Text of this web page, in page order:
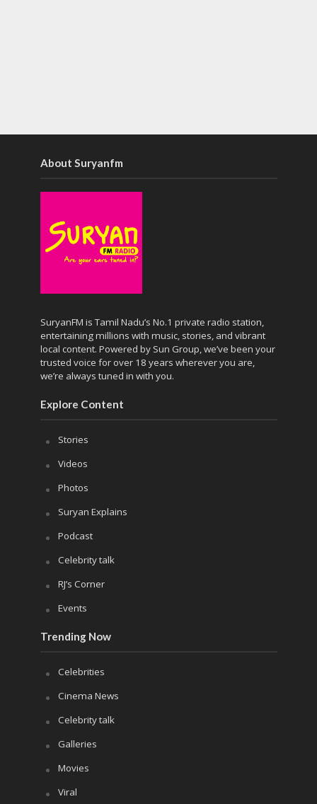
About Suryanfm
SuryanFM is Tamil Nadu’s No.1 private radio station,
entertaining millions with music, stories, and vibrant
local content. Powered by Sun Group, we’ve been your
trusted voice for over 18 years wherever you are,
we’re always tuned in with you.
Explore Content
Stories
Videos
Photos
Suryan Explains
Podcast
Celebrity talk
RJ’s Corner
Events
Trending Now
Celebrities
Cinema News
Celebrity talk
Galleries
Movies
Viral